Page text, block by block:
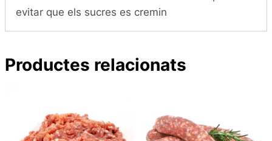
evitar que els sucres es cremin
Productes relacionats